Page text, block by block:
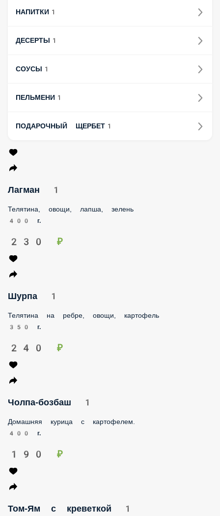
НАПИТКИ1
ДЕСЕРТЫ1
СОУСЫ1
ПЕЛЬМЕНИ1
ПОДАРОЧНЫЙ ЩЕРБЕТ1
Лагман 1
Телятина, овощи, лапша, зелень
400 г.
230 ₽
Шурпа 1
Телятина на ребре, овощи, картофель
350 г.
240 ₽
Чолпа-бозбаш 1
Домашняя курица с картофелем.
400 г.
190 ₽
Том-Ям с креветкой 1